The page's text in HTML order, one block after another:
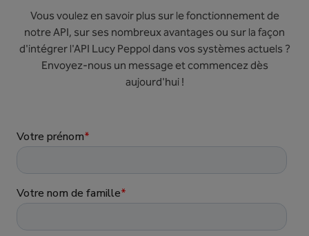
Vous voulez en savoir plus sur le fonctionnement de
notre API, sur ses nombreux avantages ou sur la façon
d'intégrer l'API Lucy Peppol dans vos systèmes actuels ?
Envoyez-nous un message et commencez dès
aujourd'hui !